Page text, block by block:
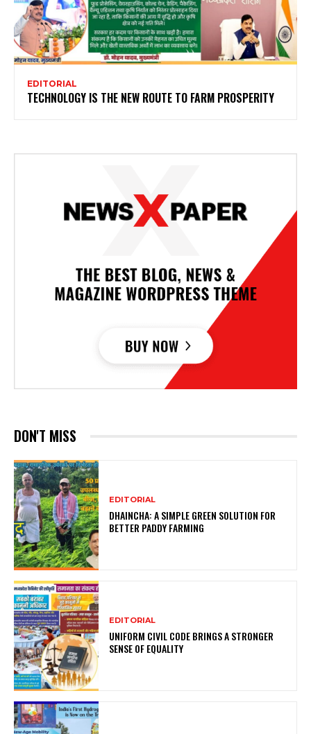
EDITORIAL
TECHNOLOGY IS THE NEW ROUTE TO FARM PROSPERITY
DON'T MISS
EDITORIAL
DHAINCHA: A SIMPLE GREEN SOLUTION FOR
BETTER PADDY FARMING
EDITORIAL
UNIFORM CIVIL CODE BRINGS A STRONGER
SENSE OF EQUALITY